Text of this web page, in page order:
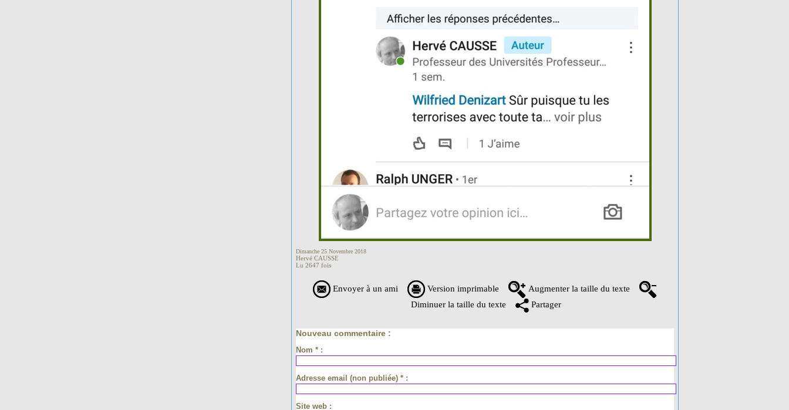
Dimanche 25 Novembre 2018
Hervé CAUSSE
Lu 2647 fois
Envoyer à un ami Version imprimable
Augmenter la taille du texte
Diminuer la taille du texte
Partager
Nouveau commentaire :
Nom * :
Adresse email (non publiée) * :
Site web :